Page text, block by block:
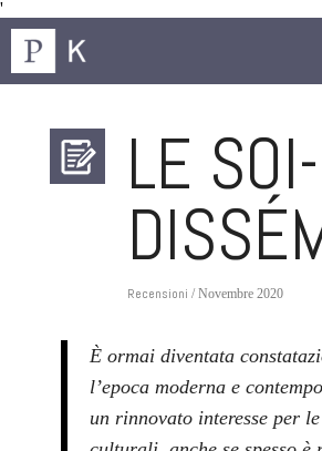
'
LE SOI-
Recensioni / Novembre 2020
È ormai diventata
l’epoca moderna e
un rinnovato interesse per